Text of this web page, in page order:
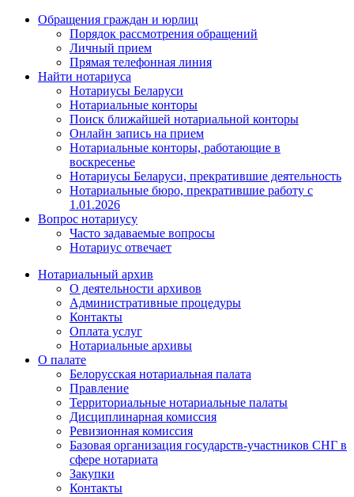
Обращения граждан и юрлиц
Порядок рассмотрения обращений
Личный прием
Прямая телефонная линия
Найти нотариуса
Нотариусы Беларуси
Нотариальные конторы
Поиск ближайшей нотариальной конторы
Онлайн запись на прием
Нотариальные конторы, работающие в
воскресенье
Нотариусы Беларуси, прекратившие деятельность
Нотариальные бюро, прекратившие работу с
1.01.2026
Вопрос нотариусу
Часто задаваемые вопросы
Нотариус отвечает
Нотариальный архив
О деятельности архивов
Административные процедуры
Контакты
Оплата услуг
Нотариальные архивы
О палате
Белорусская нотариальная палата
Правление
Территориальные нотариальные палаты
Дисциплинарная комиссия
Ревизионная комиссия
Базовая организация государств-участников СНГ в
сфере нотариата
Закупки
Контакты